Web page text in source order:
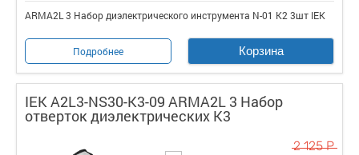
ARMA2L 3 Набор диэлектрического инструмента N-01 K2 3шт IEK
Подробнее Корзина
IEK A2L3-NS30-K3-09 ARMA2L 3 Набор
отверток диэлектрических K3
2 125 Р